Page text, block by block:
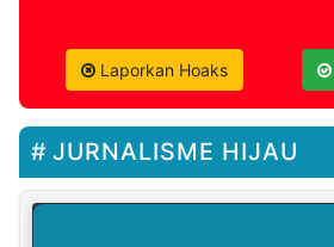
Laporkan Hoaks
JURNALISME HIJAU